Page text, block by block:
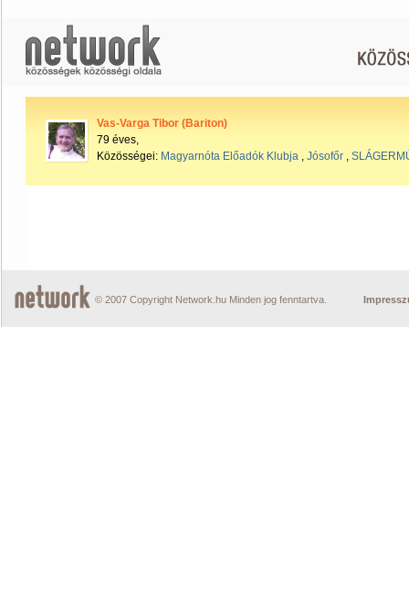
Vas-Varga Tibor (Bariton)
79 éves,
Közösségei: Magyarnóta Előadók Klubja , Jósofőr ,
© 2007 Copyright Network.hu Minden jog fenntartva.